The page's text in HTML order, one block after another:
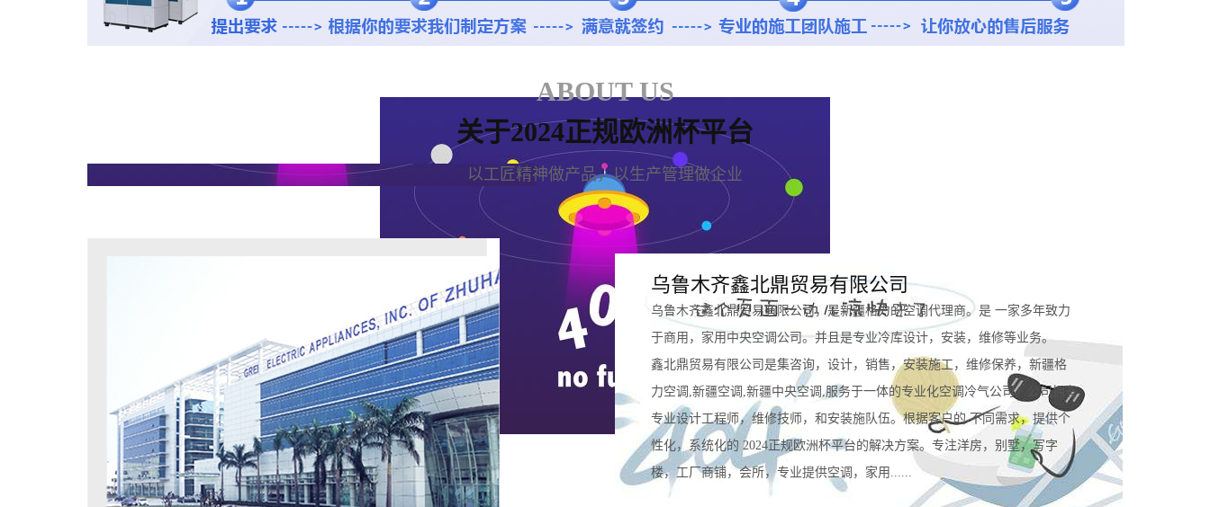
ABOUT US
关于2024正规欧洲杯平台
以工匠精神做产品，以生产管理做企业
乌鲁木齐鑫北鼎贸易有限公司
乌鲁木齐鑫北鼎贸易有限公司，是新疆格力的空调代理商。是 一家多年致力
于商用，家用中央空调公司。并且是专业冷库设计，安装，维修等业务。
鑫北鼎贸易有限公司是集咨询，设计，销售，安装施工，维修保养，新疆格
力空调,新疆空调,新疆中央空调,服务于一体的专业化空调冷气公司。公司拥有
专业设计工程师，维修技师，和安装施队伍。根据客户的 不同需求，提供个
性化，系统化的 2024正规欧洲杯平台的解决方案。专注洋房，别墅，写字
楼，工厂商铺，会所，专业提供空调，家用......